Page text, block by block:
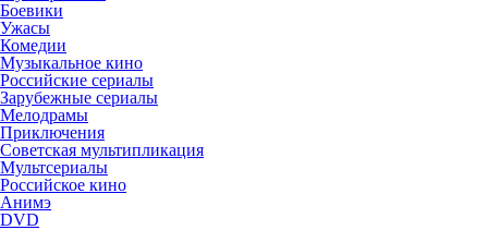
Боевики
Ужасы
Комедии
Музыкальное кино
Российские сериалы
Зарубежные сериалы
Мелодрамы
Приключения
Советская мультипликация
Мультсериалы
Российское кино
Анимэ
DVD